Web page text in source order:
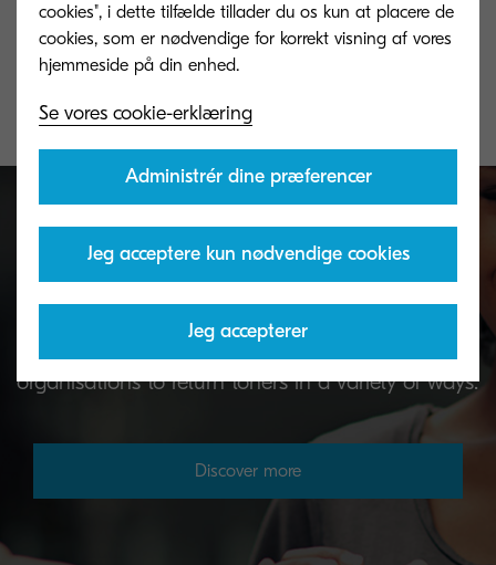
Cyan toner yield 12,000 pages in
accordance with ISO/IEC 19798.
Magenta toner
Toner take-back service
KYOCERA's toner recycling programme allows
organisations to return toners in a variety of ways.
Discover more
cookies", i dette tilfælde tillader du os kun at placere de
cookies, som er nødvendige for korrekt visning af vores
Se vores cookie-erklæring
Administrér dine præferencer
Jeg acceptere kun nødvendige cookies
Jeg accepterer